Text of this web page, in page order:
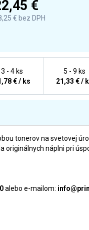
€
€ bez DPH
5 - 9 ks
21,33 € /
3 - 4 ks
€ / ks
tonerov na svetovej
náplni pri
alebo e-mailom: